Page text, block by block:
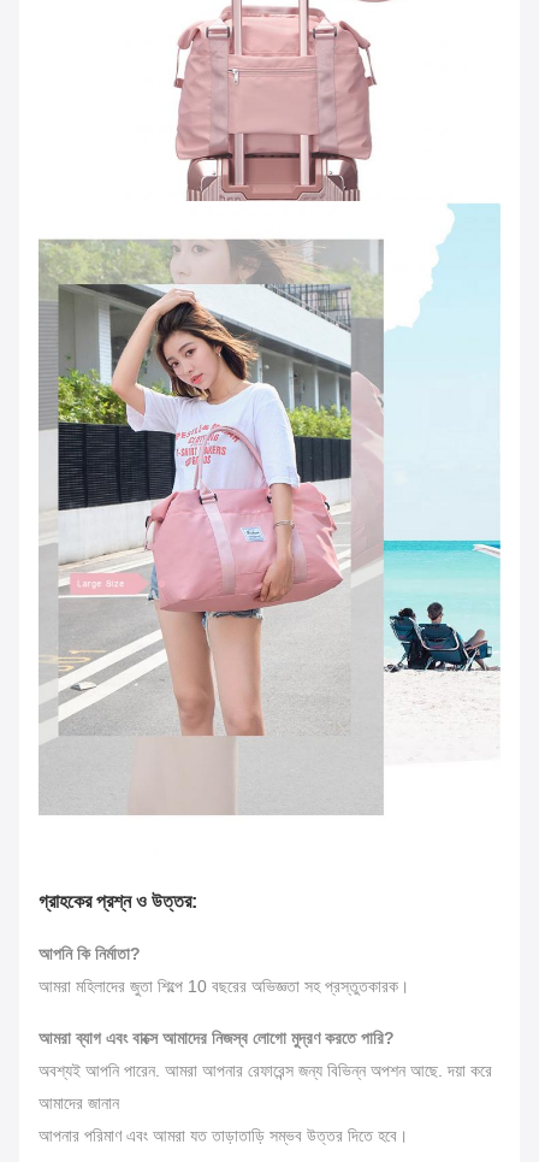
গ্রাহকের প্রশ্ন ও উত্তর:
আপনি কি নির্মাতা?
আমরা মহিলাদের জুতা শিল্পে 10 বছরের অভিজ্ঞতা সহ প্রস্তুতকারক।
আমরা ব্যাগ এবং বাক্সে আমাদের নিজস্ব লোগো মুদ্রণ করতে পারি?
অবশ্যই আপনি পারেন. আমরা আপনার রেফারেন্স জন্য বিভিন্ন অপশন আছে. দয়া করে
আমাদের জানান
আপনার পরিমাণ এবং আমরা যত তাড়াতাড়ি সম্ভব উত্তর দিতে হবে।